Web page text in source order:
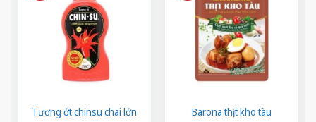
Tương ớt chinsu chai lớn
Barona thịt kho tàu